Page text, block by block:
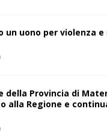
un uono per violenza
Provincia di
alla Regione e